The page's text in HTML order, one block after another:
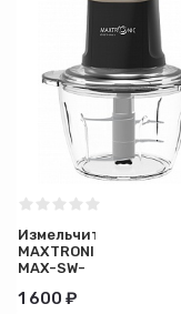
Монтаж
Вес (кг)
Подключение
Объем (л)
Вид
Измельчитель
MAXTRONIC
MAX-SW-
1 600 ₽